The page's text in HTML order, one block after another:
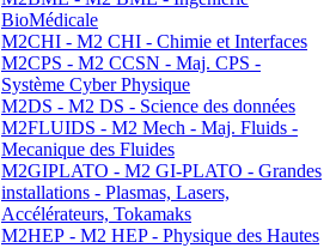
BioMédicale
M2CHI - M2 CHI - Chimie et Interfaces
M2CPS - M2 CCSN - Maj. CPS -
Système Cyber Physique
M2DS - M2 DS - Science des données
M2FLUIDS - M2 Mech - Maj. Fluids -
Mecanique des Fluides
M2GIPLATO - M2 GI-PLATO - Grandes
installations - Plasmas, Lasers,
Accélérateurs, Tokamaks
M2HEP - M2 HEP - Physique des Hautes